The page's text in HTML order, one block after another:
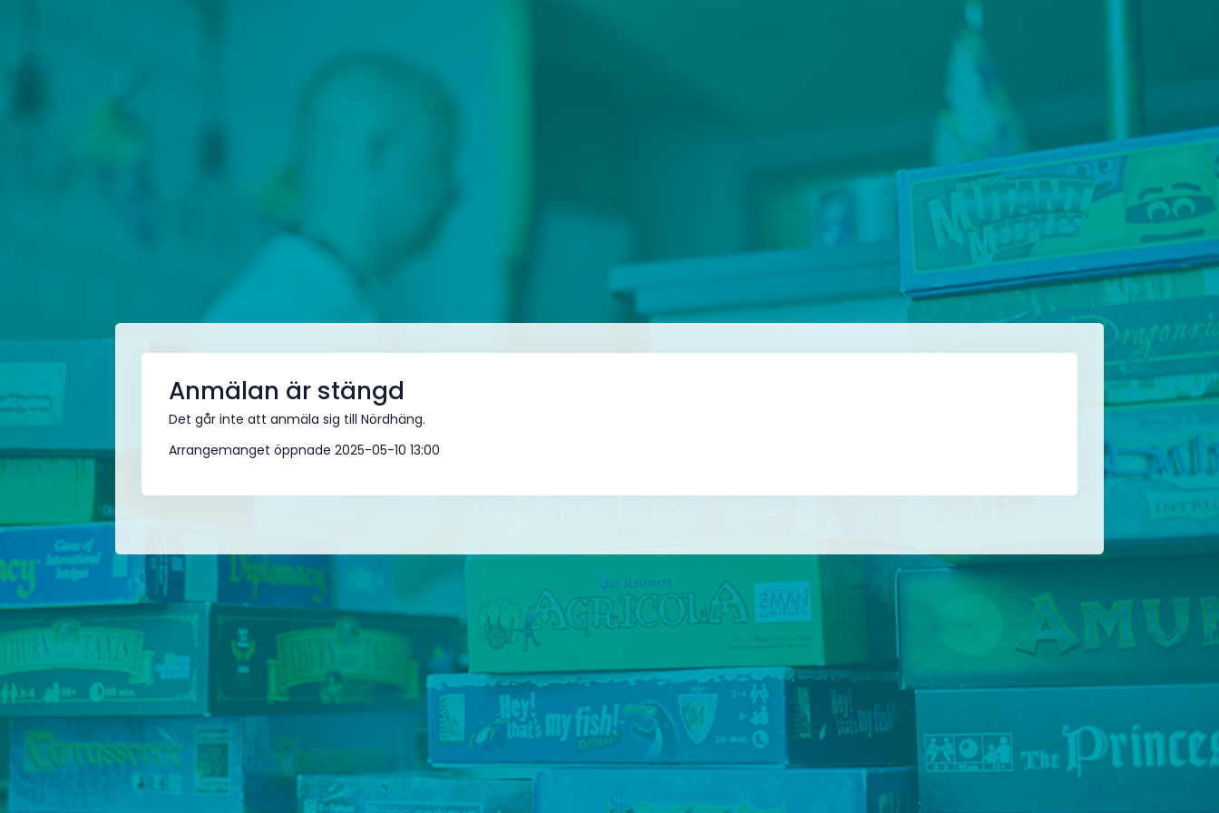
Anmälan är stängd
Det går inte att anmäla sig till Nördhäng.
Arrangemanget öppnade 2025-05-10 13:00